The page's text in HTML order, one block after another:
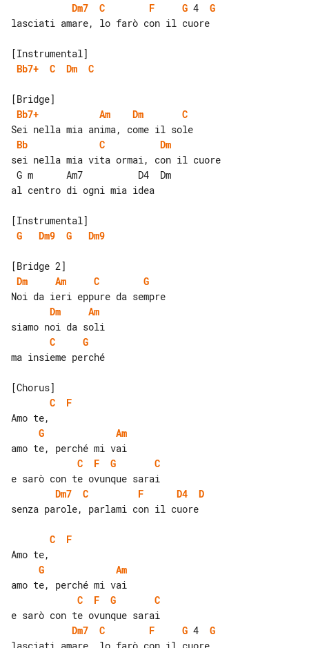
Dm7
C F G 4 G
lasciati amare, lo farò con il cuore
Bb7+
C Dm C
Bb7+
Am Dm
C
Bb
C
Dm
sei nella mia vita ormai, con il cuore
al centro di ogni mia idea
G
Dm9 G Dm9
Dm
Am C
G
Dm
Am
C
G
ma insieme perché
C
F
G
Am
C
F G
C
Dm7
C F D4
D
senza parole, parlami con il cuore
C
F
G
Am
C
F G
C
Dm7
C F G 4 G